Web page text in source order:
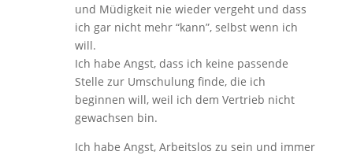
und Müdigkeit nie wieder vergeht und dass
ich gar nicht mehr “kann”, selbst wenn ich
will.
Ich habe Angst, dass ich keine passende
Stelle zur Umschulung finde, die ich
beginnen will, weil ich dem Vertrieb nicht
gewachsen bin.
Ich habe Angst, Arbeitslos zu sein und immer